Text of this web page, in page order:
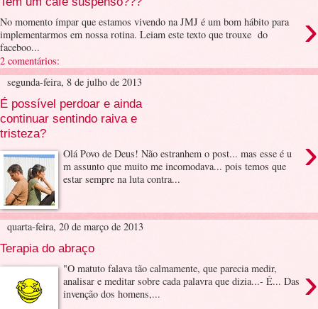
›
No momento ímpar que estamos vivendo na JMJ é um bom hábito para
implementarmos em nossa rotina. Leiam este texto que trouxe do
faceboo...
2 comentários:
segunda-feira, 8 de julho de 2013
É possível perdoar e ainda
continuar sentindo raiva e
tristeza?
›
Olá Povo de Deus! Não estranhem o post... mas esse é u
m assunto que muito me incomodava... pois temos que
estar sempre na luta contra...
quarta-feira, 20 de março de 2013
Terapia do abraço
›
"O matuto falava tão calmamente, que parecia medir,
analisar e meditar sobre cada palavra que dizia...- É... Das
invenção dos homens,...